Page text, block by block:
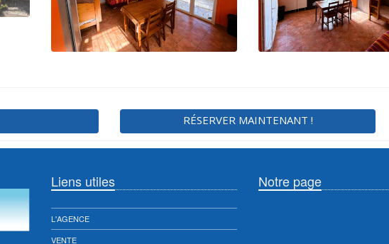
RÉSERVER MAINTENANT !
Liens utiles
L'AGENCE
VENTE
Notre page